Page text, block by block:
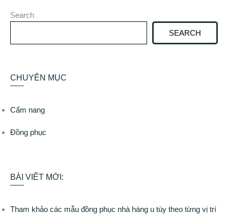
Search
SEARCH
CHUYÊN MỤC
Cẩm nang
Đồng phục
BÀI VIẾT MỚI:
Tham khảo các mẫu đồng phục nhà hàng u tùy theo từng vị trí